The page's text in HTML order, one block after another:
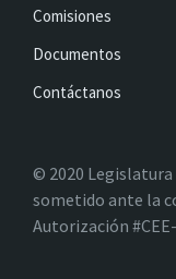
Comisiones
Documentos
Contáctanos
© 2020 Legislatura
sometido ante la
Autorización